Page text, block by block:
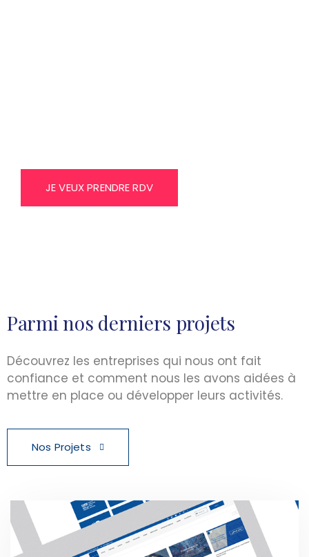
JE VEUX PRENDRE RDV
Parmi nos derniers projets
Découvrez les entreprises qui nous ont fait
confiance et comment nous les avons aidées à
mettre en place ou développer leurs activités.
Nos Projets